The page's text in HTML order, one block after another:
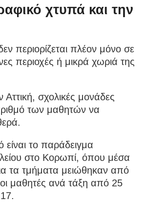
χτυπά και την
περιορίζεται πλέον μόνο σε
περιοχές ή μικρά χωριά της
Αττική, σχολικές μονάδες
των μαθητών να
είναι το παράδειγμα
στο Κορωπί, όπου μέσα
τα τμήματα μειώθηκαν από
μαθητές ανά τάξη από 25